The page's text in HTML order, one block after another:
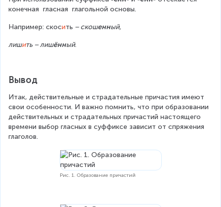
конечная  гласная  глагольной основы.
Например: скосить – скошенный,
лишить – лишённый.
Вывод
Итак, действительные и страдательные причастия имеют
свои особенности. И важно помнить, что при образовании
действительных и страдательных причастий настоящего
времени выбор гласных в суффиксе зависит от спряжения
глаголов.
Рис. 1. Образование причастий